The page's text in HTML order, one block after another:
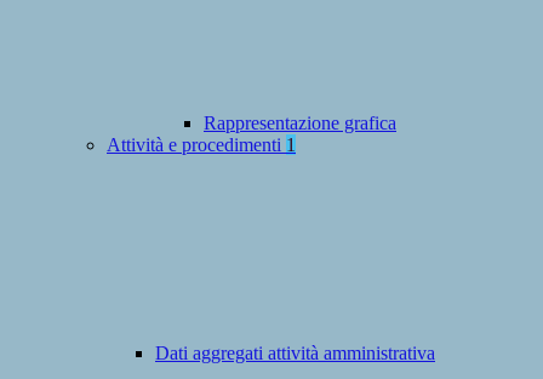
Rappresentazione grafica
Attività e procedimenti 1
Dati aggregati attività amministrativa